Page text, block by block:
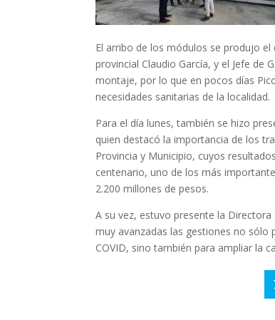
El arribo de los módulos se produjo el
provincial Claudio García, y el Jefe de
montaje, por lo que en pocos días
necesidades sanitarias de la localidad.
Para el día lunes, también se hizo
quien destacó la importancia de los
Provincia y Municipio, cuyos
centenario, uno de los más
2.200 millones de pesos.
A su vez, estuvo presente la
muy avanzadas las gestiones no
COVID, sino también para ampliar la